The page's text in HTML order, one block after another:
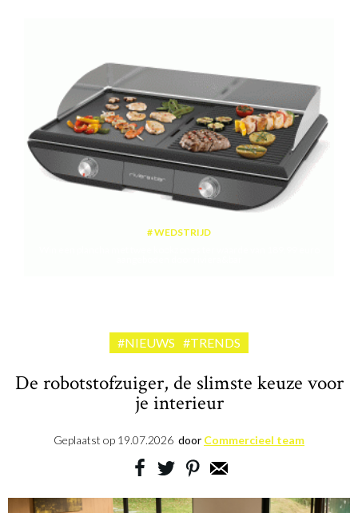
WEDSTRIJD
#NIEUWS #TRENDS
De robotstofzuiger, de slimste keuze voor
je interieur
Geplaatst op 19.07.2026 door Commercieel team